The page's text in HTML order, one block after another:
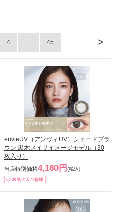
>
4 … 45
envieUV（アンヴィUV）シェードブラ
ウン 黒木メイサイメージモデル（30
枚入り）
当店特別価格4,180円 (税込)